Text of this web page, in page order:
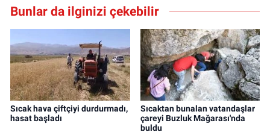
Bunlar da ilginizi çekebilir
Sıcak hava çiftçiyi durdurmadı,
hasat başladı
Sıcaktan bunalan vatandaşlar
çareyi Buzluk Mağarası'nda
buldu